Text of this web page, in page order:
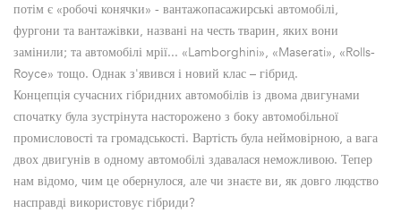
потім є «робочі конячки» - вантажопасажирські автомобілі,
фургони та вантажівки, названі на честь тварин, яких вони
замінили; та автомобілі мрії... «Lamborghini», «Maserati», «Rolls-
Royce» тощо. Однак з'явився і новий клас – гібрид.
Концепція сучасних гібридних автомобілів із двома двигунами
спочатку була зустрінута насторожено з боку автомобільної
промисловості та громадськості. Вартість була неймовірною, а вага
двох двигунів в одному автомобілі здавалася неможливою. Тепер
нам відомо, чим це обернулося, але чи знаєте ви, як довго людство
насправді використовує гібриди?